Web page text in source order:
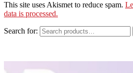
This site uses Akismet to reduce spam.
data is processed.
Search for: